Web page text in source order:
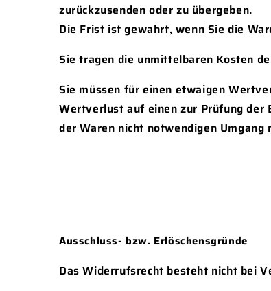
zurückzusenden oder zu übergeben.
Die Frist ist gewahrt, wenn Sie die
Sie tragen die unmittelbaren Kosten
Sie müssen für einen etwaigen
Wertverlust auf einen zur Prüfung der
der Waren nicht notwendigen
Ausschluss- bzw. Erlöschensgründe
Das Widerrufsrecht besteht nicht bei